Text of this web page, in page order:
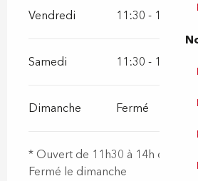
Vendredi 11:30 - 14:00
Samedi 11:30 - 14:00
Dimanche Fermé
* Ouvert de 11h30 à 14h et de
Fermé le dimanche